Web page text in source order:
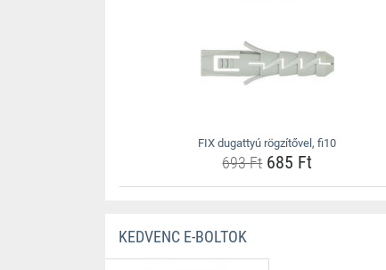
FIX dugattyú rögzítővel, fi10
693 Ft685 Ft
KEDVENC E-BOLTOK